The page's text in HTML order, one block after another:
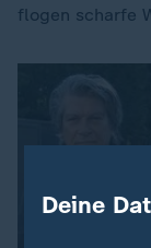
flogen scharfe
Deine